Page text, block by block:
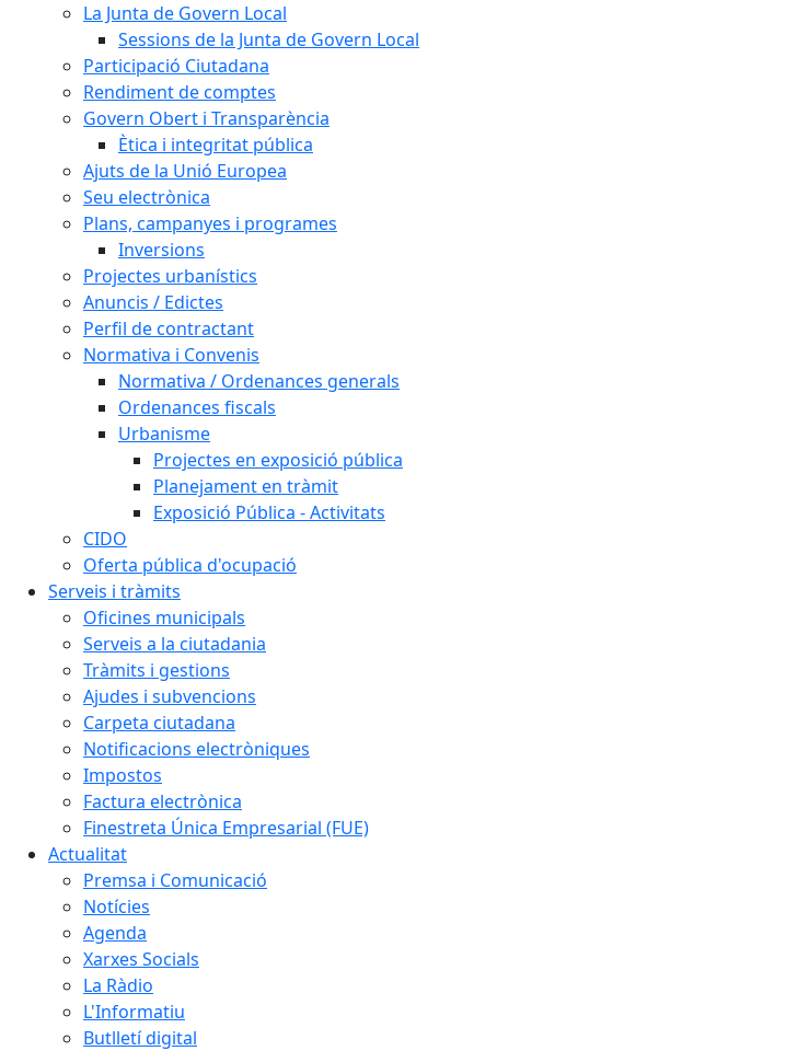
La Junta de Govern Local
Sessions de la Junta de Govern Local
Participació Ciutadana
Rendiment de comptes
Govern Obert i Transparència
Ètica i integritat pública
Ajuts de la Unió Europea
Seu electrònica
Plans, campanyes i programes
Inversions
Projectes urbanístics
Anuncis / Edictes
Perfil de contractant
Normativa i Convenis
Normativa / Ordenances generals
Ordenances fiscals
Urbanisme
Projectes en exposició pública
Planejament en tràmit
Exposició Pública - Activitats
CIDO
Oferta pública d'ocupació
Serveis i tràmits
Oficines municipals
Serveis a la ciutadania
Tràmits i gestions
Ajudes i subvencions
Carpeta ciutadana
Notificacions electròniques
Impostos
Factura electrònica
Finestreta Única Empresarial (FUE)
Actualitat
Premsa i Comunicació
Notícies
Agenda
Xarxes Socials
La Ràdio
L'Informatiu
Butlletí digital